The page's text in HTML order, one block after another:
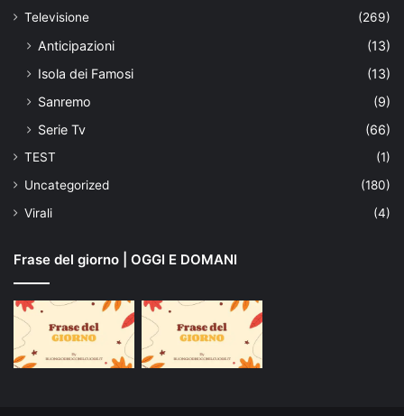
Televisione (269)
Anticipazioni
(13)
Isola dei Famosi
(13)
Sanremo
(9)
Serie Tv
(66)
TEST
(1)
Uncategorized
(180)
Virali
(4)
Frase del giorno | OGGI E DOMANI